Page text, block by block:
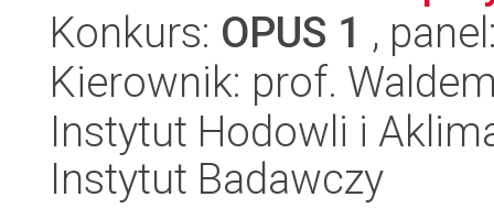
Konkurs: OPUS 1 ,
Kierownik: prof.
Instytut Hodowli i
Instytut Badawczy